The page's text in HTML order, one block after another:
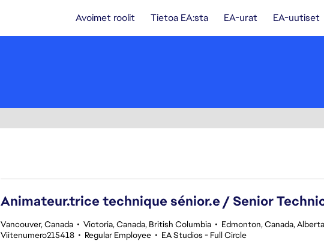
Avoimet roolit Tietoa EA:sta EA-urat EA-uutiset
Animateur.trice technique sénior.e / Senior
Vancouver, Canada • Victoria, Canada, British Columbia • Edmonton, Canada, Alberta
Viitenumero215418 • Regular Employee • EA Studios - Full Circle